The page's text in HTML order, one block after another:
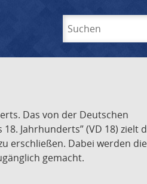
Das von der Deutschen
Jahrhunderts” (VD 18) zielt
erschließen. Dabei werden die
gemacht.